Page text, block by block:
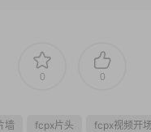
0 0
墙 fcpx片头 fcpx视频开场